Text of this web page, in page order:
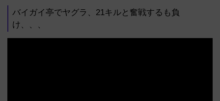
バイガイ亭でヤグラ、21キルと奮戦するも負
け、、、